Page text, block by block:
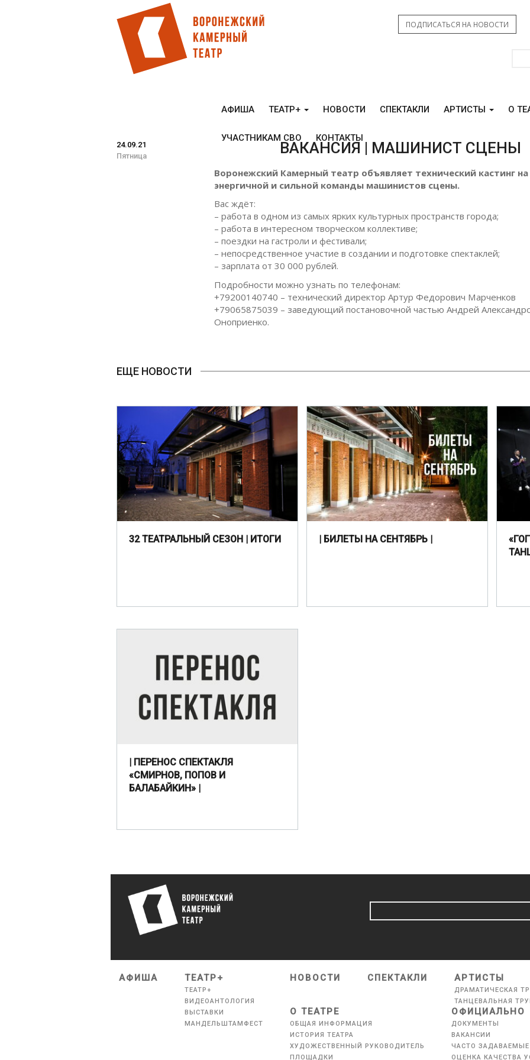
ПОДПИСАТЬСЯ НА НОВОСТИ
АФИША ТЕАТР+ НОВОСТИ СПЕКТАКЛИ АРТИСТЫ О
УЧАСТНИКАМ СВО КОНТАКТЫ
24.09.21
Пятница
ВАКАНСИЯ | МАШИНИСТ СЦЕНЫ
Воронежский Камерный театр объявляет технический кастинг
энергичной и сильной команды машинистов сцены.
Вас ждёт:
– работа в одном из самых ярких культурных пространств города;
– работа в интересном творческом коллективе;
– поездки на гастроли и фестивали;
– непосредственное участие в создании и подготовке спектаклей;
– зарплата от 30 000 рублей.
Подробности можно узнать по телефонам:
+79200140740 – технический директор Артур Федорович Марченков
+79065875039 – заведующий постановочной частью Андрей
Оноприенко.
ЕЩЕ НОВОСТИ
32 ТЕАТРАЛЬНЫЙ СЕЗОН | ИТОГИ | БИЛЕТЫ НА СЕНТЯБРЬ |
| ПЕРЕНОС СПЕКТАКЛЯ
«СМИРНОВ, ПОПОВ И
БАЛАБАЙКИН» |
АФИША ТЕАТР+
ТЕАТР+
ВИДЕОАНТОЛОГИЯ
ВЫСТАВКИ
МАНДЕЛЬШТАМФЕСТ
НОВОСТИ СПЕКТАКЛИ АРТИСТЫ
ДРАМАТИЧЕСКАЯ
ТАНЦЕВАЛЬНАЯ
О ТЕАТРЕ
ОБЩАЯ ИНФОРМАЦИЯ
ИСТОРИЯ ТЕАТРА
ХУДОЖЕСТВЕННЫЙ РУКОВОДИТЕЛЬ
ПЛОЩАДКИ
ОФИЦИАЛЬНО
ДОКУМЕНТЫ
ВАКАНСИИ
ЧАСТО
ОЦЕНКА КАЧЕСТВА